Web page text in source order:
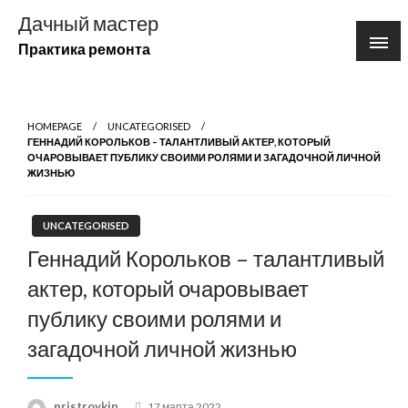
содержимому
Дачный мастер
Практика ремонта
HOMEPAGE
UNCATEGORISED
ГЕННАДИЙ КОРОЛЬКОВ – ТАЛАНТЛИВЫЙ АКТЕР, КОТОРЫЙ
ОЧАРОВЫВАЕТ ПУБЛИКУ СВОИМИ РОЛЯМИ И ЗАГАДОЧНОЙ ЛИЧНОЙ
ЖИЗНЬЮ
UNCATEGORISED
Геннадий Корольков – талантливый
актер, который очаровывает
публику своими ролями и
загадочной личной жизнью
Posted